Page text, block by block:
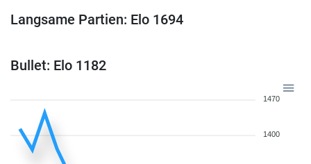
Langsame Partien: Elo 1694
Bullet: Elo 1182
1470
1400